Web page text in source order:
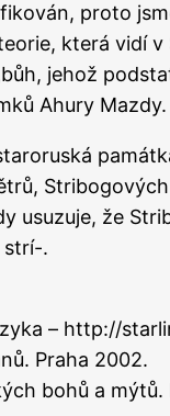
proto
která vidí
jehož
Ahury Mazdy.
usuzuje, že
strí-.
– http://
Praha 2002.
bohů a mýtů.